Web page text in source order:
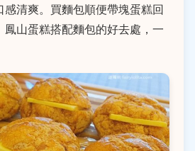
清爽。買麵包順便帶塊蛋糕回
山蛋糕搭配麵包的好去處，一